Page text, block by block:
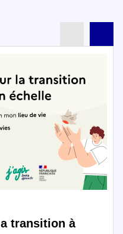
transition à